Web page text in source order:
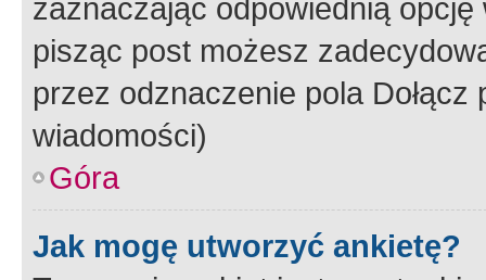
zaznaczając odpowiednią
pisząc post możesz
przez odznaczenie pola
wiadomości)
Góra
Jak mogę utworzyć ankietę?